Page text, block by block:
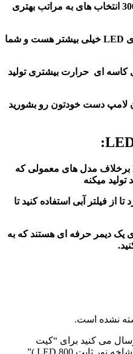
قطعا نور های 800 یا 1000 یا حتی 300 انتخاب های به مراتب بهتری
پنل های LED چرا که هزینه پنل های LED خیلی بیشتر هست و شما
کاسه ای حرارت بیشتری تولید
لامپ دست خودتون رو بشورید
800 LED برخلاف مدل های معمولی که
تولید میکنه
از فیلتر آبی استفاده کنید تا
یک دیمر حرفه ای هستند که به
نشده است.
می کنید برای “کیت